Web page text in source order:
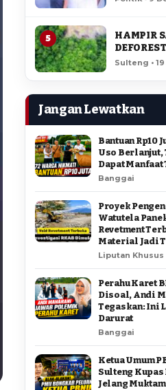
5
HAMPIR
LORE
Sulteng • 19
Jangan Lewatkan
Bantuan Rp10
Uso Berlanjut,
Dapat Manfaat
Banggai
Proyek
Watutela
Revetment
Material Jadi
Liputan Khusus
Perahu Karet
Disoal, Andi
Tegaskan: Ini
Darurat
Banggai
Ketua Umum
Sulteng
Jelang